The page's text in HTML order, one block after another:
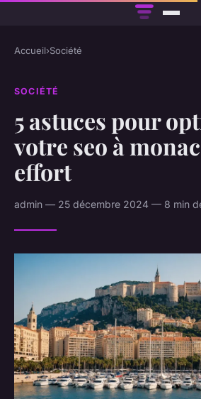
Accueil›Société
SOCIÉTÉ
5 astuces pour
votre seo à
effort
admin — 25 décembre 2024 — 8 min